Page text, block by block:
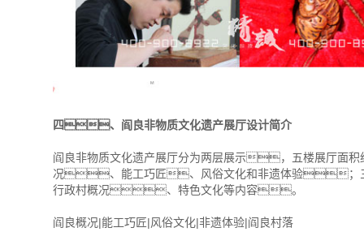
四、阎良非物质文化遗产展厅设计简介
阎良非物质文化遗产展厅分为两层展示，五楼展厅
况、能工巧匠、风俗文化和非遗体验；
行政村概况、特色文化等内容。
阎良概况|能工巧匠|风俗文化|非遗体验|阎良村落